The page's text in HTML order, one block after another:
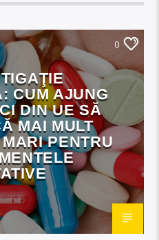
0
CUM AJUNG
DIN UE SĂ
MAI MULT
PENTRU